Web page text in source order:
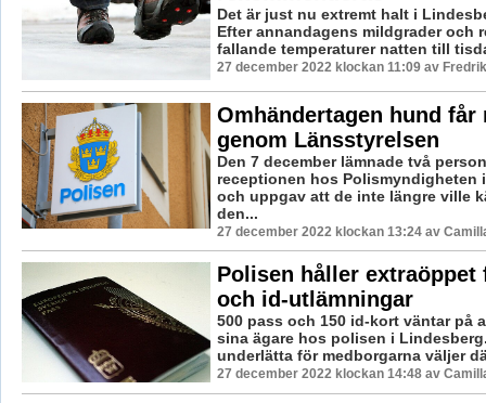
Det är just nu extremt halt i
Efter annandagens mildgrader och
fallande temperaturer natten till
27 december 2022 klockan 11:09 av
Omhändertagen hund får
genom Länsstyrelsen
Den 7 december lämnade två
receptionen hos Polismyndigheten
och uppgav att de inte längre ville
den...
27 december 2022 klockan 13:24 av
Polisen håller extraöppet
och id-utlämningar
500 pass och 150 id-kort väntar på
sina ägare hos polisen i
underlätta för medborgarna väljer
27 december 2022 klockan 14:48 av